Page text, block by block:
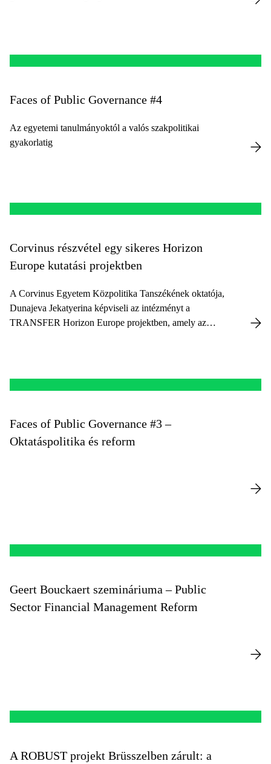
Faces of Public Governance #4
Az egyetemi tanulmányoktól a valós szakpolitikai
gyakorlatig
Corvinus részvétel egy sikeres Horizon
Europe kutatási projektben
A Corvinus Egyetem Közpolitika Tanszékének oktatója,
Dunajeva Jekatyerina képviseli az intézményt a
TRANSFER Horizon Europe projektben, amely az
Faces of Public Governance #3 –
Oktatáspolitika és reform
Geert Bouckaert szemináriuma – Public
Sector Financial Management Reform
A ROBUST projekt Brüsszelben zárult: a